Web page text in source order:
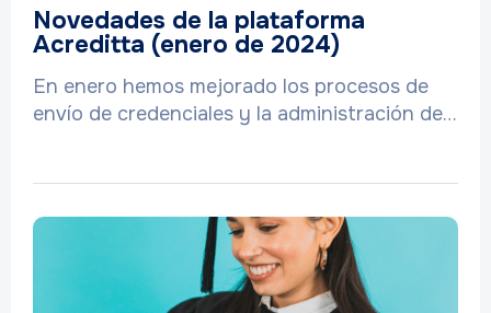
Novedades de la plataforma
Acreditta (enero de 2024)
En enero hemos mejorado los procesos de
envío de credenciales y la administración de…